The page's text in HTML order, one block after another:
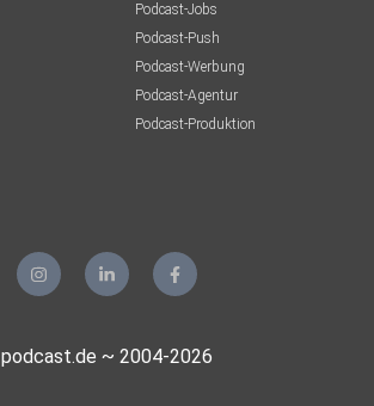
Podcast-Jobs
Podcast-Push
Podcast-Werbung
Podcast-Agentur
Podcast-Produktion
podcast.de ~ 2004-2026